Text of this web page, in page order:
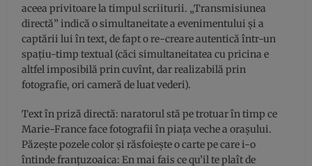
aceea privitoare la timpul scriiturii. „Transmisiunea
directă” indică o simultaneitate a evenimentului şi a
captării lui în text, de fapt o re-creare autentică într-un
spaţiu-timp textual (căci simultaneitatea cu pricina e
altfel imposibilă prin cuvînt, dar realizabilă prin
fotografie, ori cameră de luat vederi).
Text în priză directă: naratorul stă pe trotuar în timp ce
Marie-France face fotografii în piaţa veche a oraşului.
Păzeşte pozele color şi răsfoieşte o carte pe care i-o
întinde franţuzoaica: En mai fais ce qu’il te plaît de